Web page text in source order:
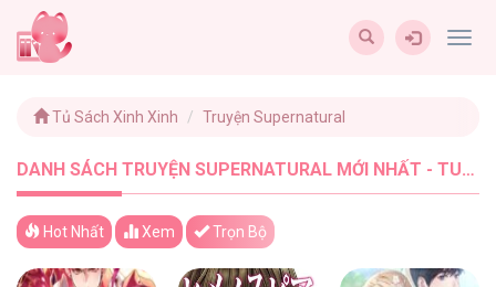
Tủ Sách Xinh Xinh Truyện Supernatural
DANH SÁCH TRUYỆN SUPERNATURAL MỚI NHẤT - TUSACHXINHXINH (15)
Hot Nhất Xem Trọn Bộ